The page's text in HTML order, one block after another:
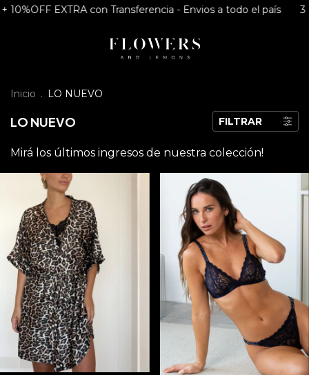
Transferencia - Envios a todo el país 3 cuotas S/I +
Inicio . LO NUEVO
LO NUEVO FILTRAR
Mirá los últimos ingresos de nuestra colección!